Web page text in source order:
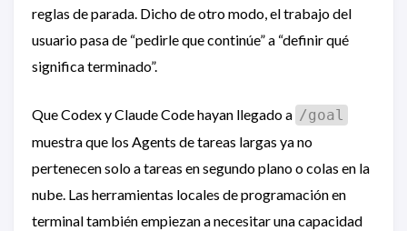
reglas de parada. Dicho de otro modo, el trabajo del
usuario pasa de “pedirle que continúe” a “definir qué
significa terminado”.
Que Codex y Claude Code hayan llegado a /goal
muestra que los Agents de tareas largas ya no
pertenecen solo a tareas en segundo plano o colas en la
nube. Las herramientas locales de programación en
terminal también empiezan a necesitar una capacidad